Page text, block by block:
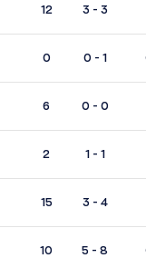
12 3 - 3
0 0 - 1
6 0 - 0
2 1 - 1
15 3 - 4
10 5 - 8